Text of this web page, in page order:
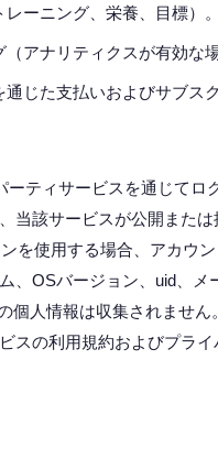
ーニング、栄養、目標）。
アナリティクスが有効な場
じた支払いおよびサブス
ーティサービスを通じてロ
当該サービスが公開また
を使用する場合、アカウ
、OSバージョン、uid、
個人情報は収集されませ
スの利用規約およびプラ